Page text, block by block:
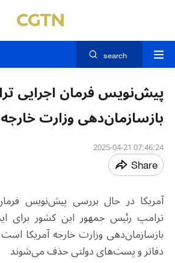
search
پیش‌نویس فرمان اجرایی
بازسازمان‌دهی وزارت خارجه
07:46:24 2025-04-21
Share
آمریکا در حال بررسی پیش‌نویس فرمان
ترامپ رئیس جمهور این کشور برای
بازسازمان‌دهی وزارت خارجه آمریکا
دفاتر و پست‌های دولتی حذف می‌شوند